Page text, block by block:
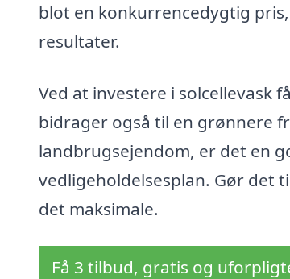
blot en konkurrencedygtig
resultater.
Ved at investere i solcellevask
bidrager også til en grønnere
landbrugsejendom, er det en
vedligeholdelsesplan. Gør det
det maksimale.
Få 3 tilbud, gratis og